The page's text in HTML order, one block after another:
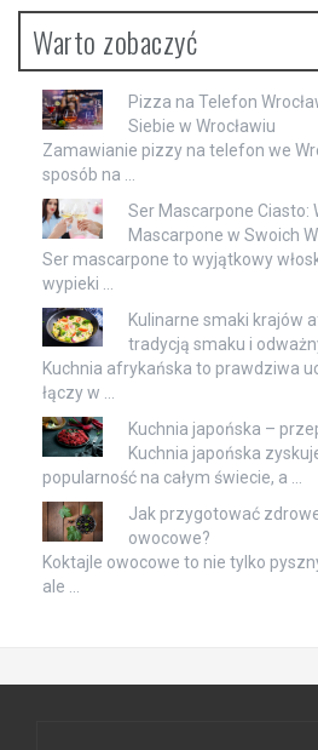
Warto zobaczyć
Pizza na Telefon
Siebie w Wrocławiu
Zamawianie pizzy na telefon we
sposób na …
Ser Mascarpone Ciasto:
Mascarpone w Swoich
Ser mascarpone to wyjątkowy
wypieki …
Kulinarne smaki krajów
tradycją smaku i
Kuchnia afrykańska to prawdziwa
łączy w …
Kuchnia japońska –
Kuchnia japońska
popularność na całym świecie, a …
Jak przygotować
owocowe?
Koktajle owocowe to nie tylko
ale …